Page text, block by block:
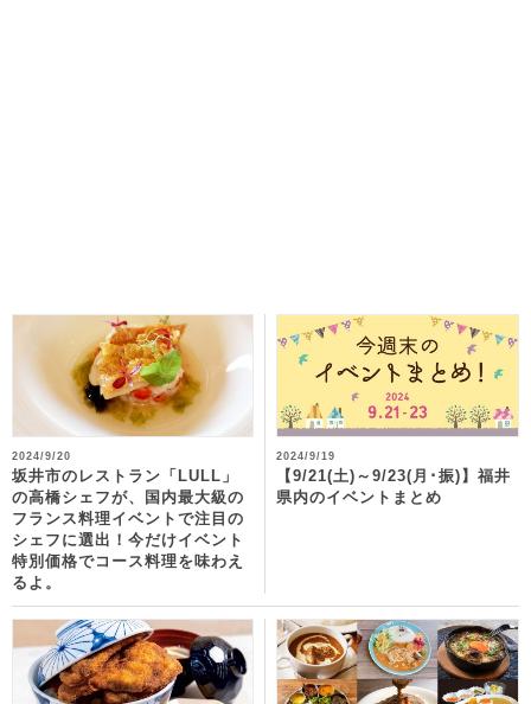
2024/9/20
坂井市のレストラン「LULL」
の高橋シェフが、国内最大級の
フランス料理イベントで注目の
シェフに選出！今だけイベント
特別価格でコース料理を味わえ
るよ。
2024/9/19
【9/21(土)～9/23(月･振)】福井
県内のイベントまとめ